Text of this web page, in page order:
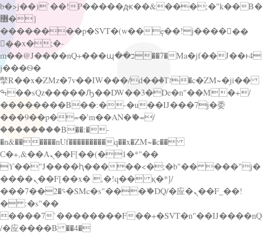
b�>j��)΄��!P�����ԫ��&���;�"k��B�
޶�}
��������p�SVT�(w��ę��!j������
��x�;�-
m��@J����nQ+���պ��כ��7�Ma�jf��J��ͱ4
j���Ѳ�
撆R��x�ZMz�7v��IW���/d��ٞ�Тז�c�ZM~�ji��
ߒ��sQz�����Ԡ��DW��3�De�n"��M�+/
��������B��:�-�u��IJ���7j�委
���9��p�=�'m��AN�ޭ�=/
��������B��:�-
�n&������nUf���������q��x�ZM~�c��
Ϲ�+,&��Ὰܢ��F[��(�1�*"��
ϒ��"J����ԧ�����<�;�b"�� ���"j�
����ܢ��F[��x� ,�!q�� қ�*]/
���؝�2��7�SMc�s"���ޭ�DQ/�应�ܢ��F_��!
� :�s"��
����7`��������F��+�SVT�n"��IJ����nQ
/�应����B ��4�